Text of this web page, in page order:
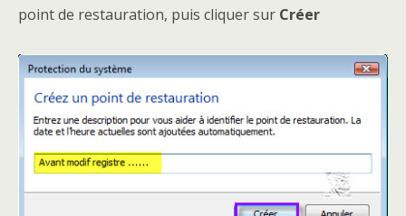
point de restauration, puis cliquer sur Créer